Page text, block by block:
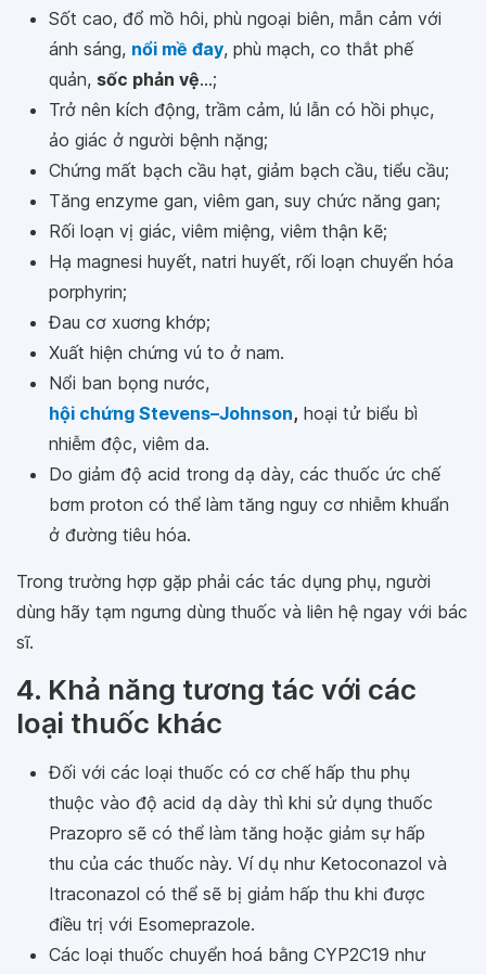
Sốt cao, đổ mồ hôi, phù ngoại biên, mẫn cảm với
ánh sáng, nổi mề đay, phù mạch, co thắt phế
quản, sốc phản vệ...;
Trở nên kích động, trầm cảm, lú lẫn có hồi phục,
ảo giác ở người bệnh nặng;
Chứng mất bạch cầu hạt, giảm bạch cầu, tiểu cầu;
Tăng enzyme gan, viêm gan, suy chức năng gan;
Rối loạn vị giác, viêm miệng, viêm thận kẽ;
Hạ magnesi huyết, natri huyết, rối loạn chuyển hóa
porphyrin;
Đau cơ xuơng khớp;
Xuất hiện chứng vú to ở nam.
Nổi ban bọng nước,
hội chứng Stevens–Johnson, hoại tử biểu bì
nhiễm độc, viêm da.
Do giảm độ acid trong dạ dày, các thuốc ức chế
bơm proton có thể làm tăng nguy cơ nhiễm khuẩn
ở đường tiêu hóa.
Trong trường hợp gặp phải các tác dụng phụ, người
dùng hãy tạm ngưng dùng thuốc và liên hệ ngay với bác
sĩ.
4. Khả năng tương tác với các
loại thuốc khác
Đối với các loại thuốc có cơ chế hấp thu phụ
thuộc vào độ acid dạ dày thì khi sử dụng thuốc
Prazopro sẽ có thể làm tăng hoặc giảm sự hấp
thu của các thuốc này. Ví dụ như Ketoconazol và
Itraconazol có thể sẽ bị giảm hấp thu khi được
điều trị với Esomeprazole.
Các loại thuốc chuyển hoá bằng CYP2C19 như